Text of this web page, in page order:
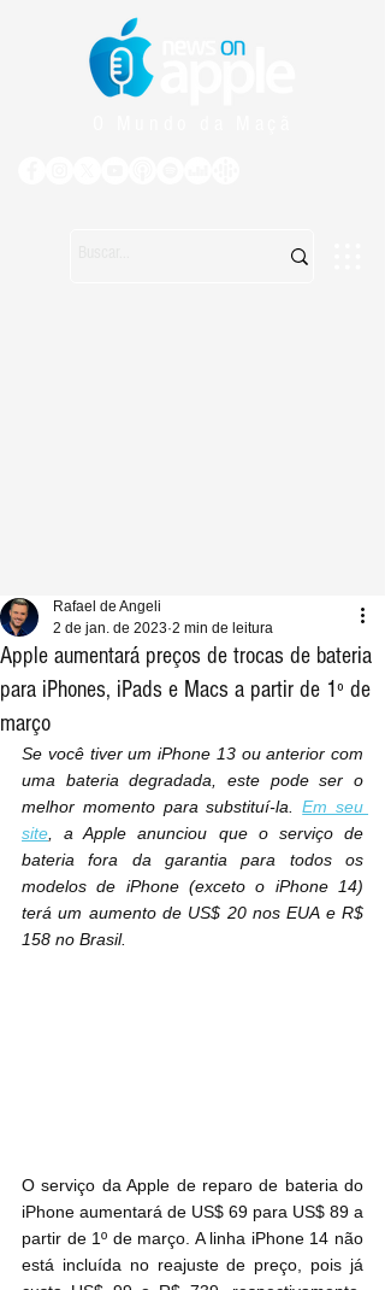
Apple aumentará preços de trocas de bateria
para iPhones, iPads e Macs a partir de 1º de
março
Rafael de Angeli
2 de jan. de 2023 2 min de leitura
Se você tiver um iPhone 13 ou anterior com
uma bateria degradada, este pode ser o
melhor momento para substituí-la. Em seu
site , a Apple anunciou que o serviço de
bateria fora da garantia para todos os
modelos de iPhone (exceto o iPhone 14)
terá um aumento de US$ 20 nos EUA e R$
158 no Brasil.
O serviço da Apple de reparo de bateria do
iPhone aumentará de US$ 69 para US$ 89 a
partir de 1º de março. A linha iPhone 14 não
está incluída no reajuste de preço, pois já